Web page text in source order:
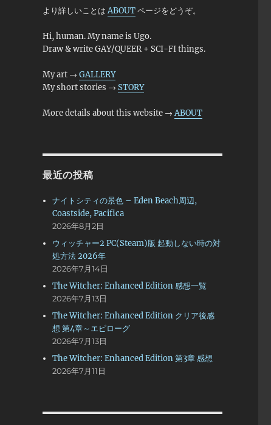
より詳しいことはABOUTページをどうぞ。
Hi, human. My name is Ugo.
Draw & write GAY/QUEER + SCI-FI things.
My art → GALLERY
My short stories → STORY
More details about this website →ABOUT
最近の投稿
ナイトシティの景色 – Eden Beach周辺,
Coastside, Pacifica
2026年8月2日
ウィッチャー2 PC(Steam)版 起動しない時の対
処方法 2026年
2026年7月14日
The Witcher: Enhanced Edition 感想一覧
2026年7月13日
The Witcher: Enhanced Edition クリア後感
想 第4章～エピローグ
2026年7月13日
The Witcher: Enhanced Edition 第3章 感想
2026年7月11日